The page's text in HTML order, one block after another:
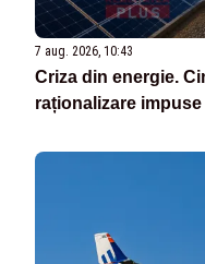
7 aug. 2026, 10:43
Criza din energie.
raționalizare